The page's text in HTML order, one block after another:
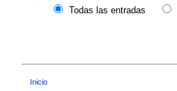
Todas las entradas
Inicio